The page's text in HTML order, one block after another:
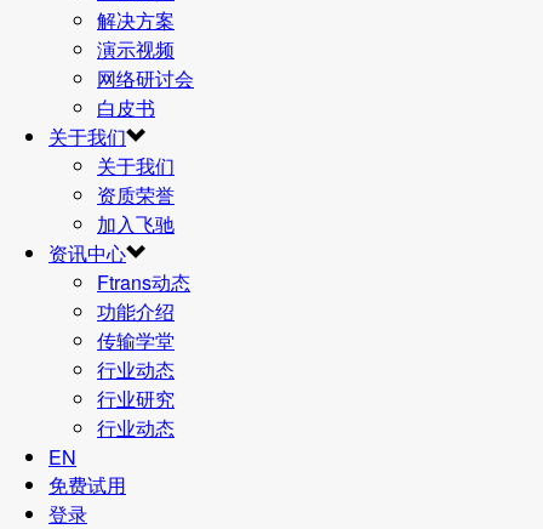
解决方案
演示视频
网络研讨会
白皮书
关于我们
关于我们
资质荣誉
加入飞驰
资讯中心
Ftrans动态
功能介绍
传输学堂
行业动态
行业研究
行业动态
EN
免费试用
登录